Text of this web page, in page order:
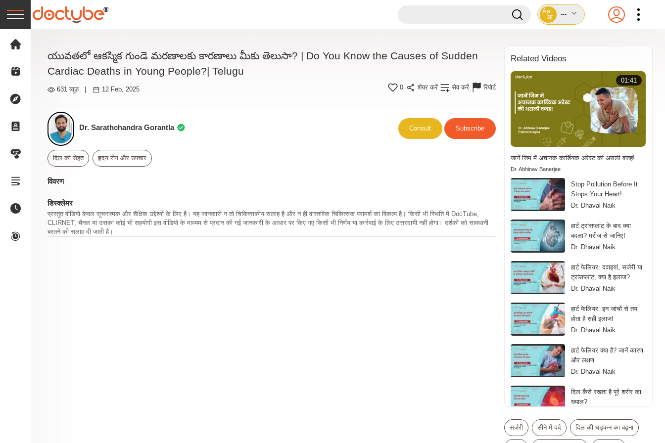
Aa
आ
---
యువతలో ఆకస్మిక గుండె మరణాలకు కారణాలు మీకు తెలుసా? | Do You Know the Causes of Sudden
Cardiac Deaths in Young People?| Telugu
631 व्यूज़ 12 Feb, 2025 0 शेयर करें सेव करें रिपोर्ट
Dr. Sarathchandra Gorantla Consult Subscribe
दिल की सेहत हृदय रोग और उपचार
विवरण
डिस्क्लेमर
प्रस्तुत वीडियो केवल सूचनात्मक और शैक्षिक उद्देश्यों के लिए है। यह जानकारी न तो चिकित्सकीय सलाह है और न ही वास्तविक चिकित्सक परामर्श का विकल्प है। किसी भी स्थिति में DocTube,
CLIRNET, चैनल या उसका कोई भी सहयोगी इस वीडियो के माध्यम से प्रदान की गई जानकारी के आधार पर किए गए किसी भी निर्णय या कार्रवाई के लिए उत्तरदायी नहीं होगा। दर्शकों को सावधानी
बरतने की सलाह दी जाती है।
Related Videos
01:41
जानें जिम में अचानक कार्डियक अरेस्ट की असली वजह!
Dr. Abhinav Banerjee
Stop Pollution Before It
Stops Your Heart!
Dr. Dhaval Naik
हार्ट ट्रांसप्लांट के बाद क्या
बदला? मरीज से जानिए!
Dr. Dhaval Naik
हार्ट फेलियर: दवाइयां, सर्जरी या
ट्रांसप्लांट, क्या है इलाज?
Dr. Dhaval Naik
हार्ट फेलियर: इन जांचों से तय
होता है सही इलाज!
Dr. Dhaval Naik
हार्ट फेलियर क्या है? जानें कारण
और लक्षण
Dr. Dhaval Naik
दिल कैसे रखता है पूरे शरीर का
ख्याल?
क्या ज्यादा एक्सरसाइज बन
सर्जरी सीने में दर्द दिल की धड़कन का बढ़ना